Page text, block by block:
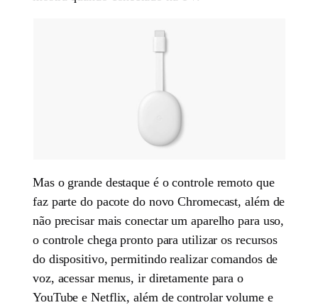
Mas o grande destaque é o controle remoto que
faz parte do pacote do novo Chromecast, além de
não precisar mais conectar um aparelho para uso,
o controle chega pronto para utilizar os recursos
do dispositivo, permitindo realizar comandos de
voz, acessar menus, ir diretamente para o
YouTube e Netflix, além de controlar volume e